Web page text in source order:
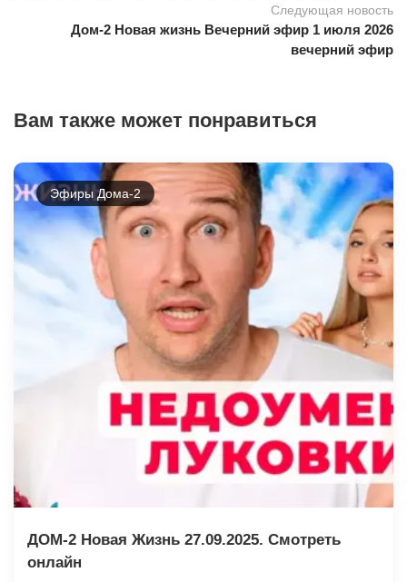
Следующая новость
Дом-2 Новая жизнь Вечерний эфир 1 июля 2026
вечерний эфир
Вам также может понравиться
Эфиры Дома-2
ДОМ-2 Новая Жизнь 27.09.2025. Смотреть
онлайн